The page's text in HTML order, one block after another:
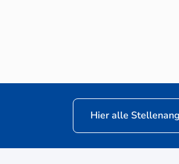
Neuwagen-Verkaufsberater (m/
Hier alle